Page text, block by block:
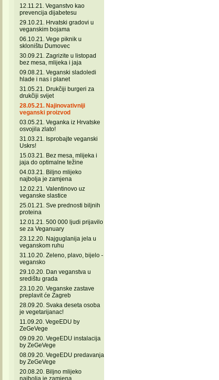
12.11.21. Veganstvo kao
prevencija dijabetesu
29.10.21. Hrvatski gradovi u
veganskim bojama
06.10.21. Vege piknik u
skloništu Dumovec
30.09.21. Zagrizite u listopad
bez mesa, mlijeka i jaja
09.08.21. Veganski sladoledi
hlade i nas i planet
31.05.21. Drukčiji burgeri za
drukčiji svijet
28.05.21. Najinovativniji
veganski proizvod
03.05.21. Veganka iz Hrvatske
osvojila zlato!
31.03.21. Isprobajte veganski
Uskrs!
15.03.21. Bez mesa, mlijeka i
jaja do optimalne težine
04.03.21. Biljno mlijeko
najbolja je zamjena
12.02.21. Valentinovo uz
veganske slastice
25.01.21. Sve prednosti biljnih
proteina
12.01.21. 500 000 ljudi prijavilo
se za Veganuary
23.12.20. Najguglanija jela u
veganskom ruhu
31.10.20. Zeleno, plavo, bijelo -
vegansko
29.10.20. Dan veganstva u
središtu grada
23.10.20. Veganske zastave
preplavit će Zagreb
28.09.20. Svaka deseta osoba
je vegetarijanac!
11.09.20. VegeEDU by
ZeGeVege
09.09.20. VegeEDU instalacija
by ZeGeVege
08.09.20. VegeEDU predavanja
by ZeGeVege
20.08.20. Biljno mlijeko
najbolja je zamjena